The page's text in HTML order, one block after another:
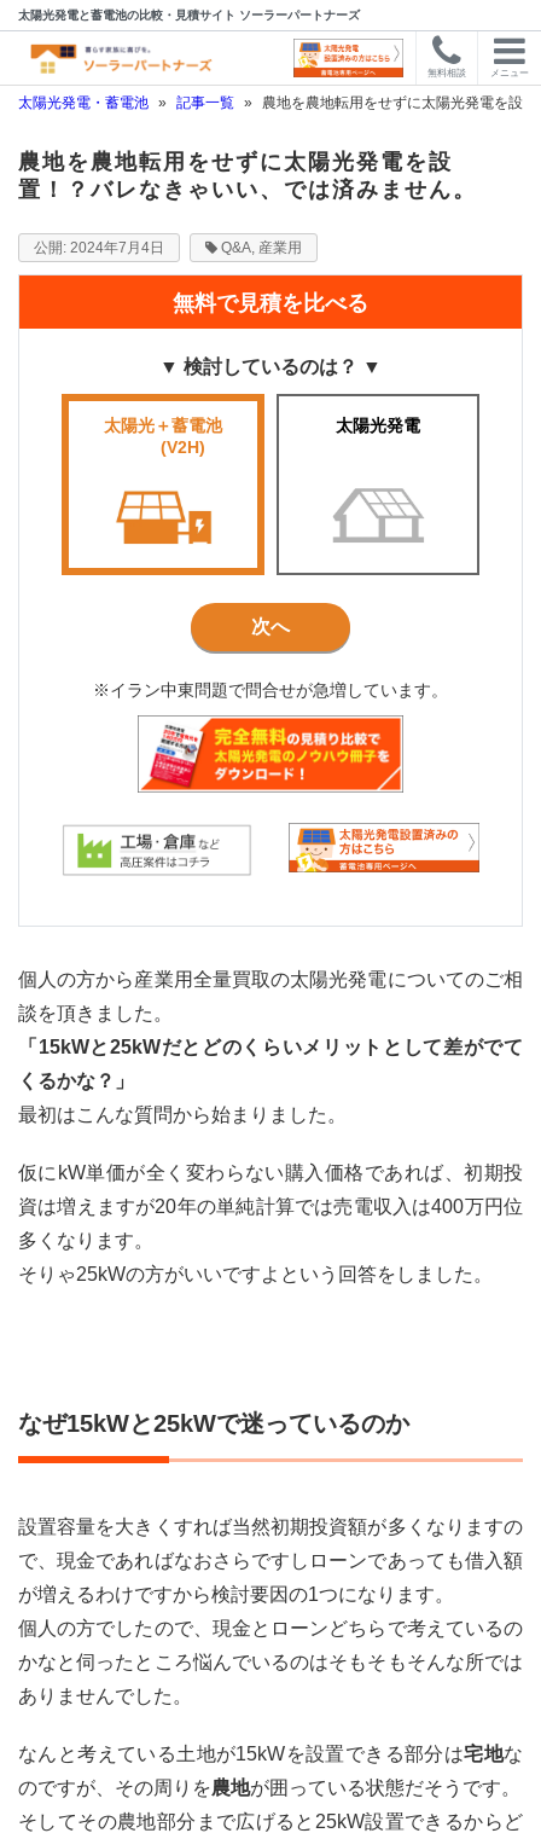
太陽光発電と蓄電池の比較・見積サイト ソーラーパートナーズ
無料相談 メニュー
太陽光発電・蓄電池 » 記事一覧 » 農地を農地転用をせずに太陽光発電を設
農地を農地転用をせずに太陽光発電を設
置！？バレなきゃいい、では済みません。
2024年7月4日 Q&A, 産業用
無料で見積を比べる
▼ 検討しているのは？ ▼
太陽光＋蓄電池
(V2H)
太陽光発電
次へ
※イラン中東問題で問合せが急増しています。
個人の方から産業用全量買取の太陽光発電についてのご相
談を頂きました。
「15kWと25kWだとどのくらいメリットとして差がでて
くるかな？」
最初はこんな質問から始まりました。
仮にkW単価が全く変わらない購入価格であれば、初期投
資は増えますが20年の単純計算では売電収入は400万円位
多くなります。
そりゃ25kWの方がいいですよという回答をしました。
なぜ15kWと25kWで迷っているのか
設置容量を大きくすれば当然初期投資額が多くなりますの
で、現金であればなおさらですしローンであっても借入額
が増えるわけですから検討要因の1つになります。
個人の方でしたので、現金とローンどちらで考えているの
かなと伺ったところ悩んでいるのはそもそもそんな所では
ありませんでした 。
なんと考えている土地が15kWを設置できる部分は宅地な
のですが、その周りを農地が囲っている状態だそうです。
そしてその農地部分まで広げると25kW設置できるからど